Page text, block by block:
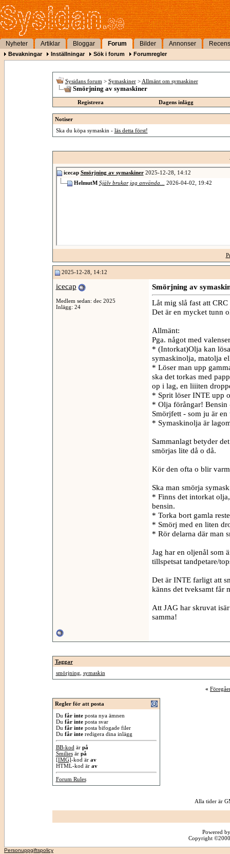
Nyheter Artiklar Bloggar Forum Bilder Annonser
Bevakningar Inställningar Sök i forum Forumregler
Sysidans forum > Symaskiner > Allmänt om symaskiner
Smörjning av symaskiner
Registrera Dagens inlägg
Notiser
Ska du köpa symaskin - läs detta först!
icecap Smörjning av symaskiner2025-12-28,
14:12
HelmutM Själv brukar jag använda... 2026-04-02, 19:42
2025-12-28, 14:12
icecap
Medlem sedan: dec 2025
Inlägg: 24
Smörjning av
Låt mig slå fast att
Det är en mycket tunn
Allmänt:
Pga. något med
* (Intorkat)Olja kan
symaskinolja, matolja
* Löser man upp
ska det torkas med
op i lag, en liiiten
* Sprit löser INTE upp
* Olja förångar! Bensin
Smörjfett - som ju är
* Symaskinolja är
Sammanlagt betyder
smörjas lite då o då.
Kör den ofta o blir
Ska man smörja
* Finns det intorkat
bensin.
* Torka bort gamla
* Smörj med en liten
* Rör delarna där man
Jag har en oljenål som
tillspetsat tandpetare/
Det är INTE farligt att
känns det tveksamt får
Att JAG har skruvat
samma!
Taggar
smörjning symaskin
«
Regler för att posta
Du får inteposta nya ämnen
Du får inteposta svar
Du får inteposta bifogade filer
Du får interedigera dina inlägg
BB-kod är på
Smiliesär på
[IMG]-kod är av
HTML-kod är av
Forum Rules
Alla tider är
Powered
Copyright
Personuppgiftspolicy